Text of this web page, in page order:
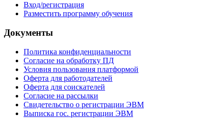
Вход/регистрация
Разместить программу обучения
Документы
Политика конфиденциальности
Согласие на обработку ПД
Условия пользования платформой
Оферта для работодателей
Оферта для соискателей
Согласие на рассылки
Свидетельство о регистрации ЭВМ
Выписка гос. регистрации ЭВМ